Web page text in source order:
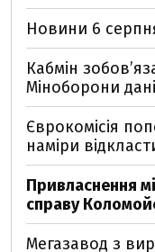
Новини 6
Кабмін
Міноборони
Єврокомісія
наміри
Привласнення
справу
Мегазавод з